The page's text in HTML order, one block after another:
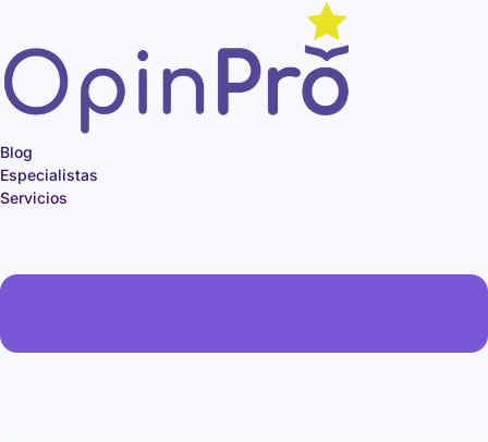
contenido
Blog
Especialistas
Servicios